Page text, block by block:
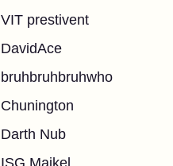
VIT prestivent
DavidAce
bruhbruhbruhwho
Chunington
Darth Nub
ISG Maikel